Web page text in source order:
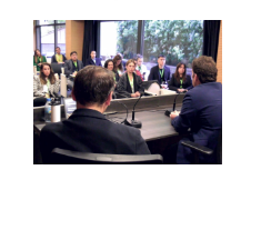
Eibarko
Ospitalea